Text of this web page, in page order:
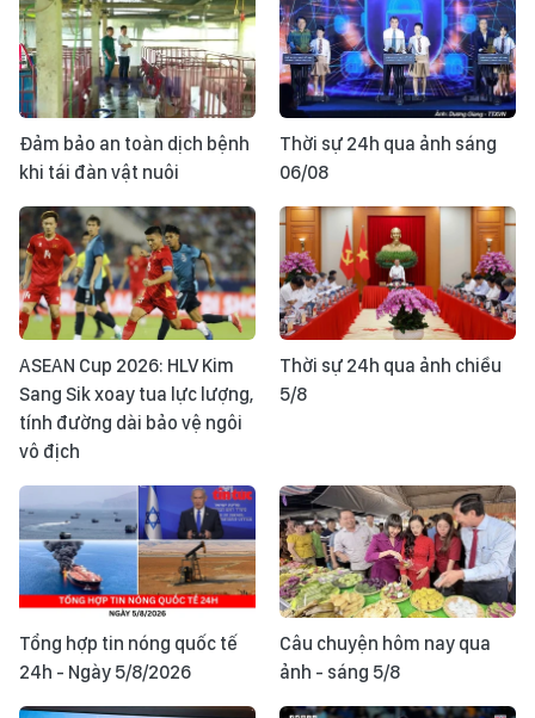
Đảm bảo an toàn dịch bệnh
khi tái đàn vật nuôi
Thời sự 24h qua ảnh sáng
06/08
ASEAN Cup 2026: HLV Kim
Sang Sik xoay tua lực lượng,
tính đường dài bảo vệ ngôi
vô địch
Thời sự 24h qua ảnh chiều
5/8
Tổng hợp tin nóng quốc tế
24h - Ngày 5/8/2026
Câu chuyện hôm nay qua
ảnh - sáng 5/8